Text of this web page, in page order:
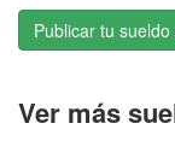
Publicar tu
Ver más